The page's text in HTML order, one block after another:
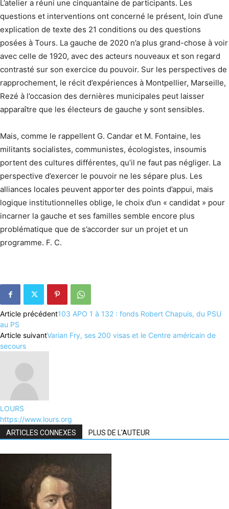
L’atelier a réuni une cinquantaine de participants. Les
questions et interventions ont concerné le présent, loin d’une
explication de texte des 21 conditions ou des questions
posées à Tours. La gauche de 2020 n’a plus grand-chose à voir
avec celle de 1920, avec des acteurs nouveaux et son regard
contrasté sur son exercice du pouvoir. Sur les perspectives de
rapprochement, le récit d’expériences à Montpellier, Marseille,
Rezé à l’occasion des dernières municipales peut laisser
apparaître que les électeurs de gauche y sont sensibles.
Mais, comme le rappellent G. Candar et M. Fontaine, les
militants socialistes, communistes, écologistes, insoumis
portent des cultures différentes, qu’il ne faut pas négliger. La
perspective d’exercer le pouvoir ne les sépare plus. Les
alliances locales peuvent apporter des points d’appui, mais
logique institutionnelles oblige, le choix d’un « candidat » pour
incarner la gauche et ses familles semble encore plus
problématique que de s’accorder sur un projet et un
programme. F. C.
Article précédent103 APO 1 à 132 : fonds Robert Chapuis, du PSU
au PS
Article suivantVarian Fry, ses 200 visas et le Centre américain de
secours
LOURS
https://www.lours.org
ARTICLES CONNEXES PLUS DE L'AUTEUR